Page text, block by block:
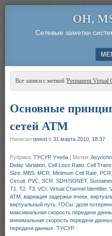
OH,
Сетевые заметки
SKIP TO CONTENT
Все записи с меткой 'Permanent Virtual
Основные
сетей ATM
Написал qwest в 31 марта 2010, 18:37
Рубрика: ТУСУР, Учеба | Метки:
Delay Variation Cell Loss Ratio Cell
Size MBS MCR Minimum Cell Rate PCR
Circuit PVC SCR SDH/SONET,
T1
T2 T3 VCI Virtual Channel Identifier,
АТМ вариация задержки ячеек
виртуальный путь ГОСы доля
максимальная скорость передачи
минимальная скорость передачи
передачи данных ТУСУР